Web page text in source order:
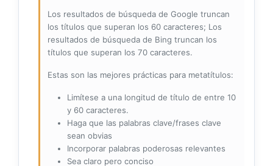
Los resultados de búsqueda de Google truncan
los títulos que superan los 60 caracteres; Los
resultados de búsqueda de Bing truncan los
títulos que superan los 70 caracteres.
Estas son las mejores prácticas para metatítulos:
Limítese a una longitud de título de entre 10
y 60 caracteres.
Haga que las palabras clave/frases clave
sean obvias
Incorporar palabras poderosas relevantes
Sea claro pero conciso